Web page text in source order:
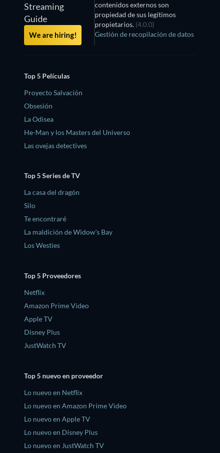
Streaming
Guide
We are hiring!
contenidos externos son
propiedad de sus legítimos
propietarios. (4.0.0)
Gestión de recopilación de datos
Top 5 Películas
Proyecto Salvación
Obsesión
La Odisea
He-Man y los Masters del Universo
Las ovejas detectives
Top 5 Series de TV
La casa del dragón
Silo
Te encontraré
La maldición de Widow's Bay
Los Westies
Top 5 Proveedores
Netflix
Amazon Prime Video
Apple TV
Disney Plus
JustWatch TV
Top 5 nuevo en proveedor
Lo nuevo en Netflix
Lo nuevo en Amazon Prime Video
Lo nuevo en Apple TV
Lo nuevo en Disney Plus
Lo nuevo en JustWatch TV